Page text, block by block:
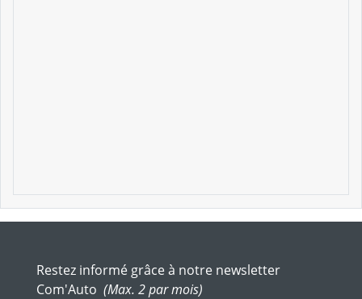
Restez informé grâce à notre newsletter
Com'Auto (Max. 2 par mois)